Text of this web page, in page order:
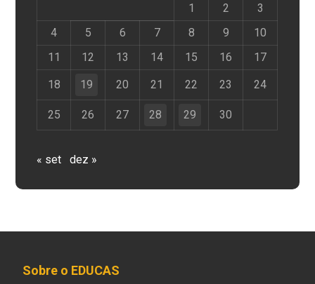
1
2
3
4
5 6 7 8 9
10
11
12 13 14 15 16 17
18 19 20 21 22 23 24
25 26 27 28 29 30
« set dez »
Sobre o EDUCAS